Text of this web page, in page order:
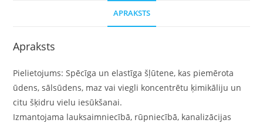
APRAKSTS
Apraksts
Pielietojums: Spēcīga un elastīga šļūtene, kas piemērota
ūdens, sālsūdens, maz vai viegli koncentrētu ķimikāliju un
citu šķidru vielu iesūkšanai.
Izmantojama lauksaimniecībā, rūpniecībā, kanalizācijas